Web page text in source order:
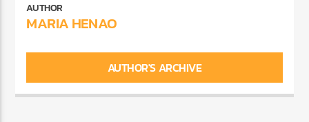
AUTHOR
MARIA HENAO
AUTHOR'S ARCHIVE